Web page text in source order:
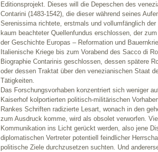
Editionsprojekt. Dieses will die Depeschen des
Contarini (1483-1542), die dieser während seines
Serenissima richtete, erstmals und vollumfänglich
kaum beachteter Quellenfundus erschlossen, der
der Geschichte Europas – Reformation und
Italienische Kriege bis zum Vorabend des Sacco di
Biographie Contarinis geschlossen, dessen spätere
oder dessen Traktat über den venezianischen Staat
Tätigkeiten.
Das Forschungsvorhaben konzentriert sich weniger
Kaiserhof kolportierten politisch-militärischen
Rankes Schriften radizierte Lesart, wonach in den
zum Ausdruck komme, wird als obsolet verworfen.
Kommunikation ins Licht gerückt werden, also jene
diplomatischen Vertreter potentiell feindlicher
politische Ziele durchzusetzen suchten. Und